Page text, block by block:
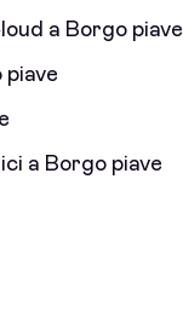
a Borgo piave
piave
a Borgo piave